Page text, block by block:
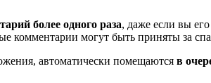
более одного раза, даже если вы
комментарии могут быть приняты за
автоматически помещаются в